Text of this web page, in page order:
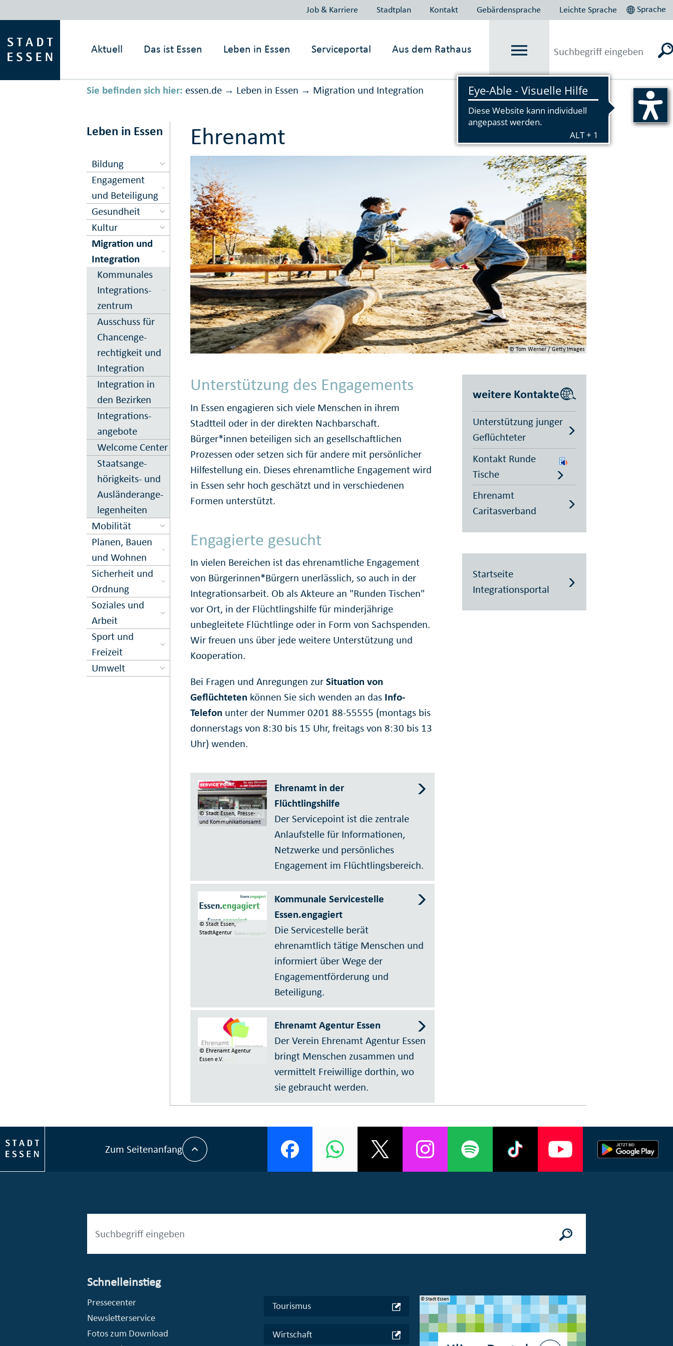
Job & Karriere Stadtplan Kontakt Gebärdensprache Leichte Sprache Sprache
Aktuell Das ist Essen Leben in Essen Serviceportal Aus dem Rathaus
Sie befinden sich hier: essen.de → Leben in Essen → Migration und Inte­gration Vorlesen
Leben in Essen
Bildung
Engagement
und Beteiligung
Gesundheit
Kultur
Migration und
Inte­gration
Kom­munales
Inte­grations­
zentrum
Ausschuss für
Chancen­ge­
rechtig­keit und
In­te­gration
Integration in
den Bezirken
Integrations­
angebote
Welcome Center
Staats­ange­
hörigkeits- und
Aus­länder­an­ge­
le­gen­hei­ten
Mobilität
Planen, Bauen
und Wohnen
Sicher­heit und
Ord­nung
Soziales und
Arbeit
Sport und
Freizeit
Umwelt
Ehrenamt
© Tom Werner / Getty Images
Unterstützung des Engagements
In Essen engagieren sich viele Menschen in ihrem
Stadtteil oder in der direkten Nachbarschaft.
Bürger*innen beteiligen sich an gesellschaftlichen
Prozessen oder setzen sich für andere mit persönlicher
Hilfestellung ein. Dieses ehrenamtliche Engagement wird
in Essen sehr hoch geschätzt und in verschiedenen
Formen unterstützt.
Engagierte gesucht
In vielen Bereichen ist das ehrenamtliche Engagement
von Bürgerinnen*Bürgern unerlässlich, so auch in der
Integrationsarbeit. Ob als Akteure an "Runden Tischen"
vor Ort, in der Flüchtlingshilfe für minderjährige
unbegleitete Flüchtlinge oder in Form von Sachspenden.
Wir freuen uns über jede weitere Unterstützung und
Kooperation.
Bei Fragen und Anregungen zurSituation von
Geflüchteten können Sie sich wenden an das Info-
Telefon unter der Nummer 0201 88-55555 (montags bis
donnerstags von 8:30 bis 15 Uhr, freitags von 8:30 bis 13
Uhr) wenden.
© Stadt Essen, Presse-
und Kommunikationsamt
Ehrenamt in der
Flüchtlingshilfe
Der Servicepoint ist die zentrale
Anlaufstelle für Informationen,
Netzwerke und persönliches
Engagement im Flüchtlingsbereich.
© Stadt Essen,
StadtAgentur
Kommunale Servicestelle
Essen.engagiert
Die Servicestelle berät
ehrenamtlich tätige Menschen und
informiert über Wege der
Engagementförderung und
Beteiligung.
© Ehrenamt Agentur
Essen e.V.
Ehrenamt Agentur Essen
Der Verein Ehrenamt Agentur Essen
bringt Menschen zusammen und
vermittelt Freiwillige dorthin, wo
sie gebraucht werden.
weitere Kontakte
Unterstützung junger
Geflüchteter
Kontakt Runde
Tische
Ehrenamt
Caritasverband
Startseite
Integrationsportal
Zum Seitenanfang
Schnelleinstieg
Pressecenter
Newsletterservice
Fotos zum Download
Tourismus
Wirtschaft
© Stadt Essen, Presse- und Kommunikationsamt © Stadt Essen